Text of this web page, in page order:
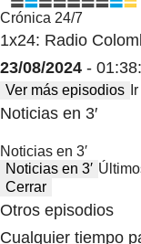
Crónica 24/7
1x24: Radio
23/08/2024 -
Ver más episodios
Noticias en 3′
Noticias en 3′
Noticias en 3′
Cerrar
Otros episodios
Cualquier tiempo